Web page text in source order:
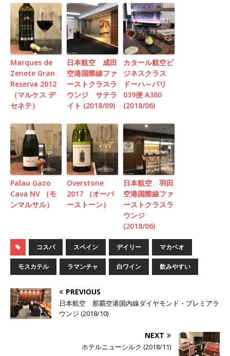
Marques de
Zenete Gran
Reserva 2012
（マルケス デ
セネテ）
日本航空 成田
空港国際線ファ
ーストクラスラ
ウンジ サテラ
イト (2018/09)
カタール航空ビ
ジネスクラス
ドーハ～パリ
039便 A380
(2018/06)
Palau Gazo
Cava NV （モ
ンマルサル）
Overstone
2017 （オーバ
ーストーン）
日本航空 羽田
空港国際線ファ
ーストクラスラ
ウンジ
(2018/06)
コスパ スペイン デイリー マカベオ
モスカテル ラマンチャ 白ワイン 飲みやすい
PREVIOUS
日本航空 那覇空港国内線ダイヤモンド・プレミアラ
ウンジ (2018/10)
NEXT
ホテルニューシルク (2018/11)